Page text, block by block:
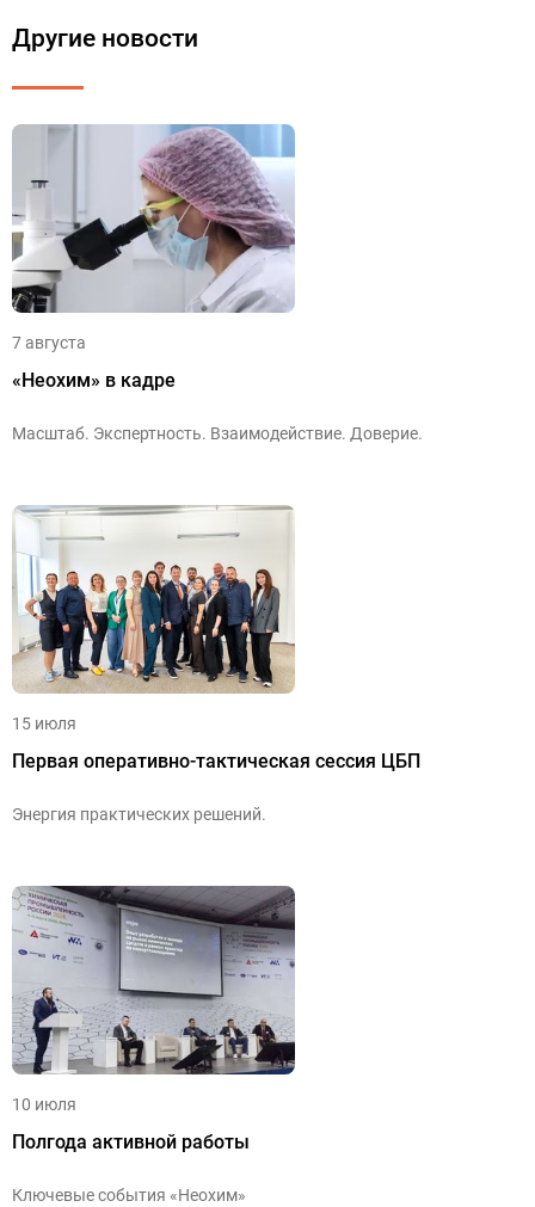
Другие новости
7 августа
«Неохим» в кадре
Масштаб. Экспертность. Взаимодействие. Доверие.
15 июля
Первая оперативно-тактическая сессия ЦБП
Энергия практических решений.
10 июля
Полгода активной работы
Ключевые события «Неохим»